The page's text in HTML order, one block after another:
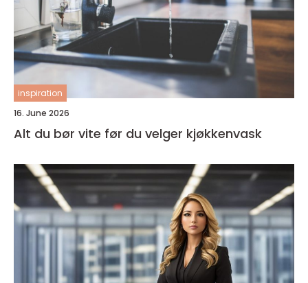
inspiration
16. June 2026
Alt du bør vite før du velger kjøkkenvask